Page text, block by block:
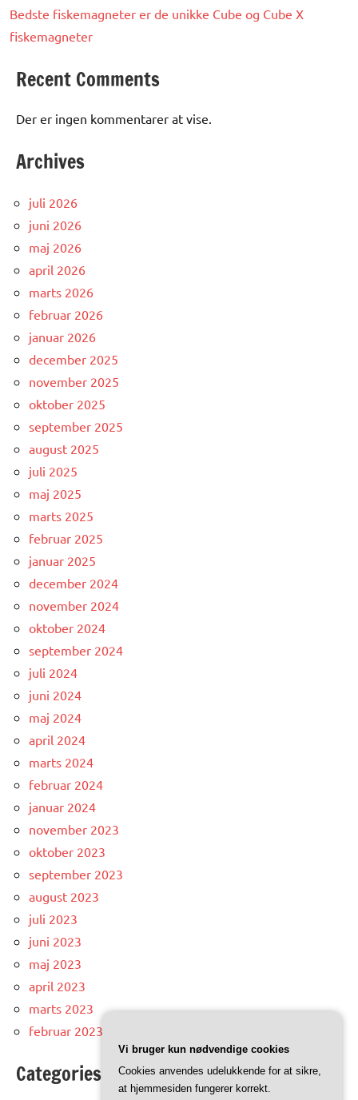
Bedste fiskemagneter er de unikke Cube og Cube X
fiskemagneter
Recent Comments
Der er ingen kommentarer at vise.
Archives
juli 2026
juni 2026
maj 2026
april 2026
marts 2026
februar 2026
januar 2026
december 2025
november 2025
oktober 2025
september 2025
august 2025
juli 2025
maj 2025
marts 2025
februar 2025
januar 2025
december 2024
november 2024
oktober 2024
september 2024
juli 2024
juni 2024
maj 2024
april 2024
marts 2024
februar 2024
januar 2024
november 2023
oktober 2023
september 2023
august 2023
juli 2023
juni 2023
maj 2023
april 2023
marts 2023
februar 2023
Categories
Vi bruger kun nødvendige cookies
Cookies anvendes udelukkende for at sikre,
at hjemmesiden fungerer korrekt.